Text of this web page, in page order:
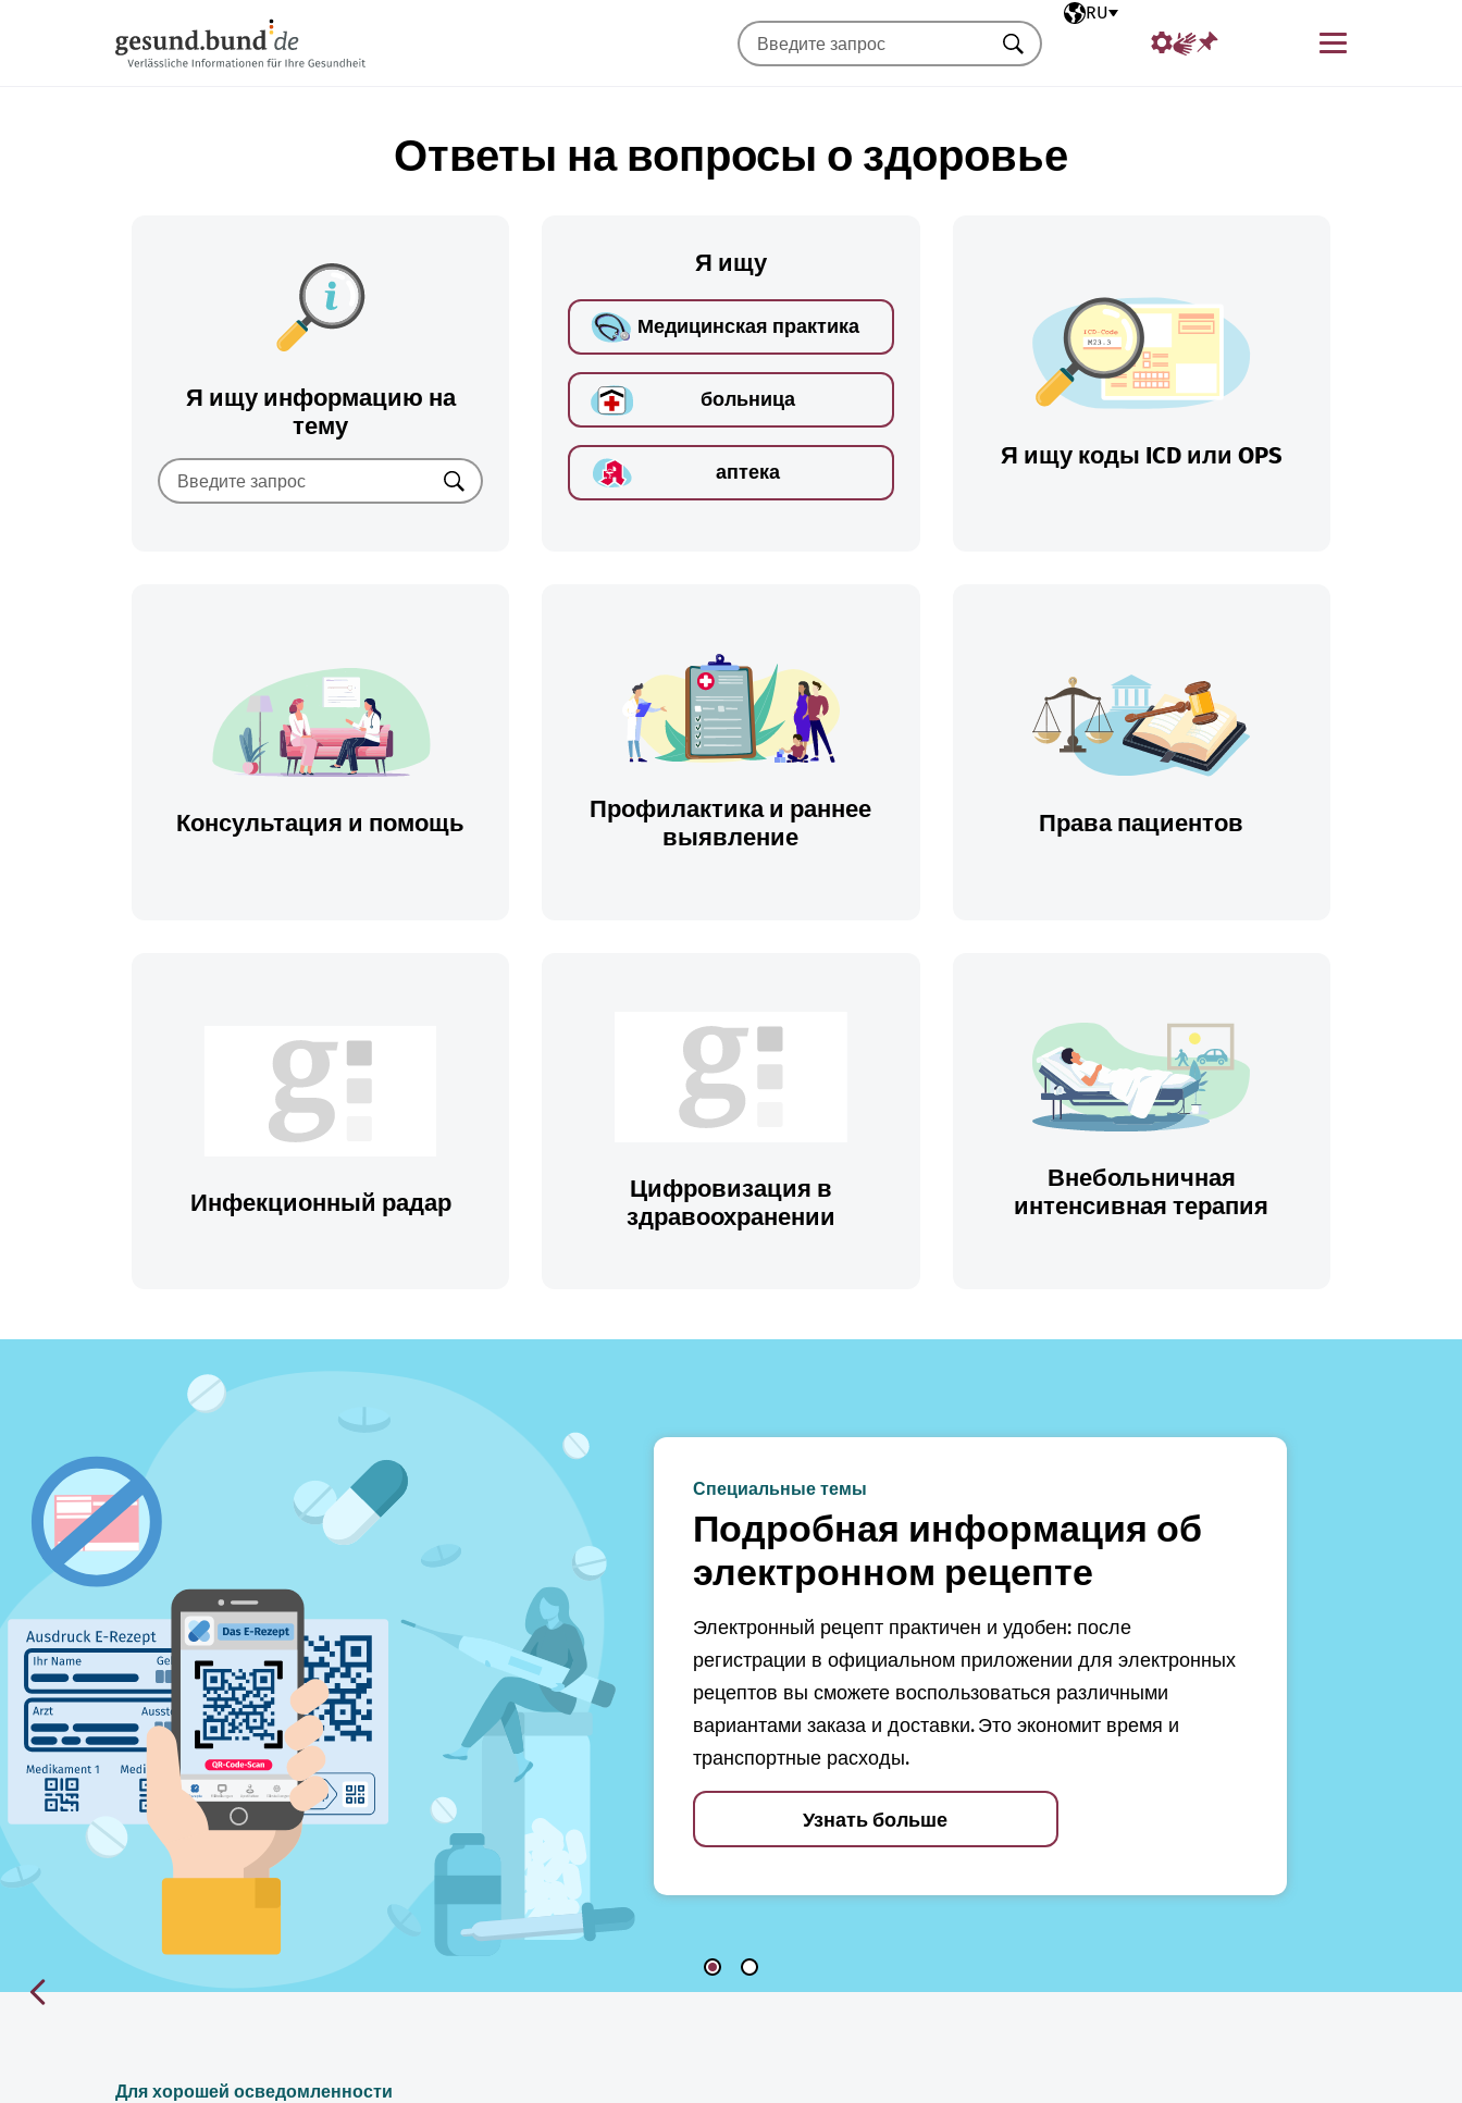
Выбранный язык
RU
Меню
Искать
Ответы на вопросы о здоровье
Я ищу информацию на
тему
Искать
Я ищу
Медицинская практика
больница
аптека
Я ищу коды ICD или OPS
Консультация и помощь
Профилактика и раннее
выявление
Права пациентов
Инфекционный радар
Цифровизация в
здравоохранении
Внебольничная
интенсивная терапия
Специальные темы
Подробная информация об
электронном рецепте
Электронный рецепт практичен и удобен: после
регистрации в официальном приложении для электронных
рецептов вы сможете воспользоваться различными
вариантами заказа и доставки. Это экономит время и
транспортные расходы.
Узнать больше
Для хорошей осведомленности